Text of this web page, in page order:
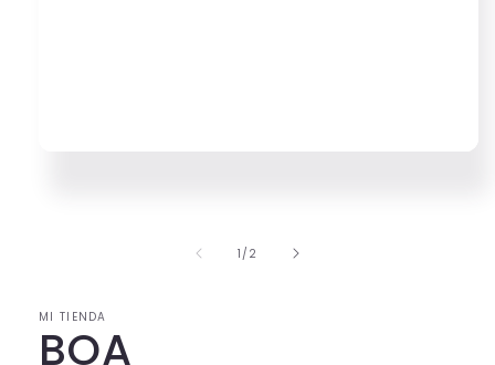
1 /de2
MI TIENDA
BOA